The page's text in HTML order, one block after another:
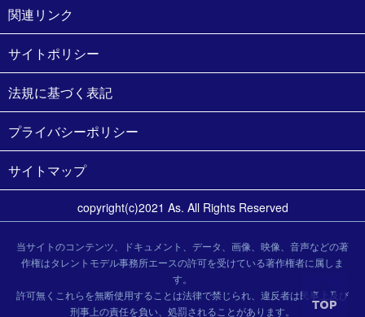
関連リンク
サイトポリシー
法規に基づく表記
プライバシーポリシー
サイトマップ
copyright(c)2021 As. All Rights Reserved
当サイトのコンテンツ、ドキュメント、データ、画像、映像、音声などの著
作権はタレントモデル事務所エースの許可を受けている著作権者に属しま
す。
許可無くこれらを無断使用することは法律で禁じられ、違反者は民事上及び
刑事上の責任を負い、処罰されることがあります。